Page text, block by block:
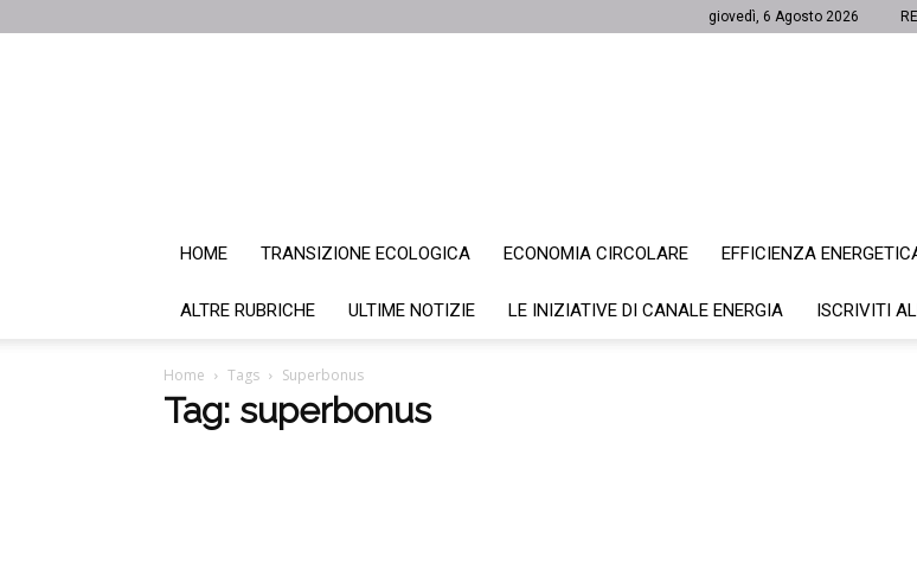
giovedì, 6 Agosto 2026
HOME TRANSIZIONE ECOLOGICA ECONOMIA CIRCOLARE EFFICIENZA
ALTRE RUBRICHE ULTIME NOTIZIE LE INIZIATIVE DI CANALE ENERGIA ISCRIVITI
Home Tags Superbonus
Tag: superbonus